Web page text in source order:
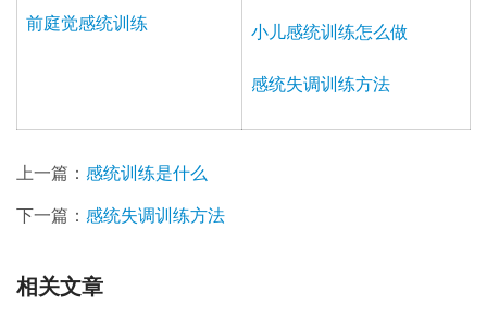
前庭觉感统训练 小儿感统训练怎么做
感统失调训练方法
上一篇： 感统训练是什么
下一篇： 感统失调训练方法
相关文章